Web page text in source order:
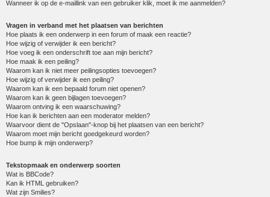
Wanneer ik op de e-maillink van een gebruiker klik, moet ik me aanmelden?
Vragen in verband met het plaatsen van berichten
Hoe plaats ik een onderwerp in een forum of maak een reactie?
Hoe wijzig of verwijder ik een bericht?
Hoe voeg ik een onderschrift toe aan mijn bericht?
Hoe maak ik een peiling?
Waarom kan ik niet meer peilingsopties toevoegen?
Hoe wijzig of verwijder ik een peiling?
Waarom kan ik een bepaald forum niet openen?
Waarom kan ik geen bijlagen toevoegen?
Waarom ontving ik een waarschuwing?
Hoe kan ik berichten aan een moderator melden?
Waarvoor dient de "Opslaan"-knop bij het plaatsen van een bericht?
Waarom moet mijn bericht goedgekeurd worden?
Hoe bump ik mijn onderwerp?
Tekstopmaak en onderwerp soorten
Wat is BBCode?
Kan ik HTML gebruiken?
Wat zijn Smilies?